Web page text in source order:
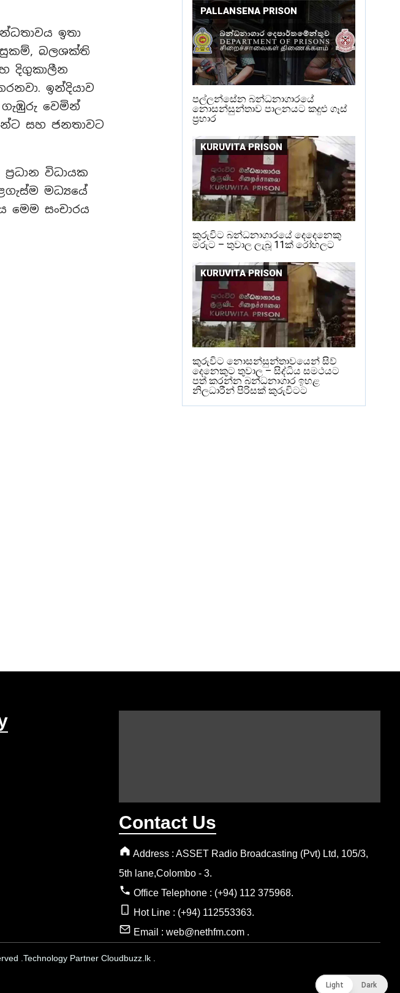
ඉතා
බලශක්ති
දිගුකාලීන
ඉන්දියාව
ගැඹුරු වෙමින්
සහ ජනතාවට
විධායක
මධ්‍යයේ
මෙම සංචාරය
PALLANSENA PRISON
පල්ලන්සේන බන්ධනාගාරයේ
නොසන්සුන්තාව පාලනයට කදුළු ගෑස්
ප්‍රහාර
KURUVITA PRISON
කුරුවිට බන්ධනාගාරයේ දෙදෙනෙකු
මරුට – තුවාල ලැබූ 11ක් රෝහලට
KURUVITA PRISON
කුරුවිට නොසන්සුන්තාවයෙන් සිව්
දෙනෙකුට තුවාල – සිද්ධිය සමථයට
පත් කරන්න බන්ධනාගාර ඉහළ
නිලධාරීන් පිරිසක් කුරුවිටට
Contact Us
Address : ASSET Radio Broadcasting (Pvt) Ltd, 105/3,
5th lane,Colombo - 3.
Office Telephone : (+94) 112 375968.
Hot Line : (+94) 112553363.
Email : web@nethfm.com .
.Technology Partner Cloudbuzz.lk .
Light Dark
Light Dark